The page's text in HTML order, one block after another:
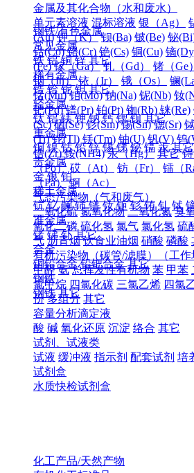
金属及其化合物（水和废水）
单元素溶液 混标溶液 银（Ag）
(Au) 钾（K） 钡(Ba) 铍(Be) 铋
钴(Co) 铬(Cr) 铯(Cs) 铜(Cu) 镝
(Fe) 镓（Ga） 钆（Gd） 锗（Ge）
铟（In） 铱（Ir） 锇（Os） 镧
锰(Mn) 钼(Mo) 钠(Na) 铌(Nb) 钕
钯(Pd) 镨(Pr) 铂(Pt) 铷(Rb) 铼(Re)
(Sc) 硒(Se) 钐(Sm) 锡(Sn) 锶(Sr)
(Ti) 铊(Tl) 铥(Tm) 铀(U) 钒(V) 钨
锆(Zr) 铵(NH4) 汞（Hg） 其它 锝
（Po） 砹（At） 钫（Fr） 镭（
（Pa） 锕（Ac）
气态污染物（气和废气）
二氧化硫 氮氧化物 二氧化氮 臭
氧化二磷 硫化氢 氯气 氯化氢 硫
气 沥青烟 饮食业油烟 硝酸 磷酸
有机污染物（碳管/滤膜）（工作
甲醛 氨 总挥发性有机物 苯 甲苯
氯甲烷 四氯化碳 三氯乙烯 四氯
份 多组分 其它
容量分析滴定液
酸 碱 氧化还原 沉淀 络合 其它
试剂、试液类
试液 缓冲液 指示剂 配套试剂 培
试剂盒
水质快检试剂盒
钢铁/有色金属
常见金属
铁 铝 铜 锌 其它
稀有金属
锆 铪 铌 钽 其它
轻金属
钛 铝 镁 钾 钠 钙 锶 钡 其它
重金属
铜 镍 钴 铅 锌 锡 锑 铋 镉 汞 其它
贵金属
金 银 铂
稀土金属
钪 钇 镧 铈 镨 钕 钷 钐 铕 钆 铽
准金属
锗 锑 钋 其它
合金
铜铅合金 铅钯合金 其它
钢铁
钢铁 其它
化工产品/天然产物